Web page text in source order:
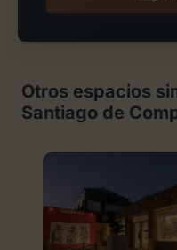
Otros espacios
Santiago de